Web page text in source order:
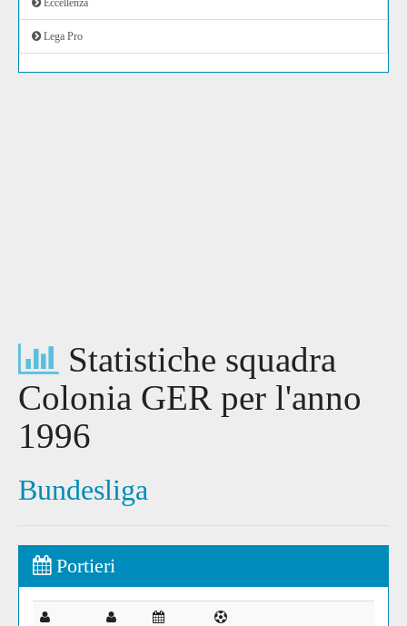
Eccellenza
Lega Pro
Statistiche squadra
Colonia GER per l'anno
1996
Bundesliga
Portieri